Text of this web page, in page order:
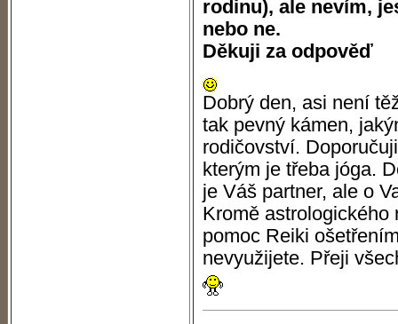
rodinu), ale nevím,
nebo ne.
Děkuji za odpověď
Dobrý den, asi není
tak pevný kámen,
rodičovství.
kterým je třeba jóga.
je Váš partner, ale o
Kromě astrologického
pomoc Reiki
nevyužijete. Přeji